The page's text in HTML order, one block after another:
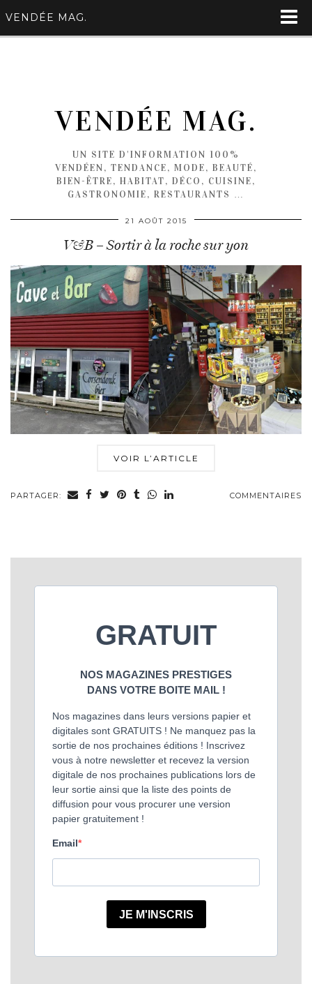
VENDÉE MAG.
VENDÉE MAG.
UN SITE D'INFORMATION 100%
VENDÉEN, TENDANCE, MODE, BEAUTÉ,
BIEN-ÊTRE, HABITAT, DÉCO, CUISINE,
GASTRONOMIE, RESTAURANTS …
21 AOÛT 2015
V&B – Sortir à la roche sur yon
VOIR L’ARTICLE
PARTAGER: COMMENTAIRES